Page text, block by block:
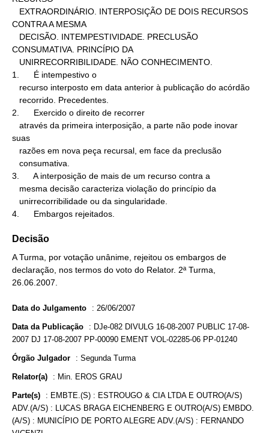
CONTRA A MESMA
CONSUMATIVA. PRINCÍPIO DA
1.      É intempestivo o
2.      Exercido o direito de recorrer
suas
3.      A interposição de mais de um recurso contra a
4.      Embargos rejeitados.
Decisão
A Turma, por votação unânime, rejeitou os embargos de
declaração, nos termos do voto do Relator. 2ª Turma,
26.06.2007.
Data do Julgamento : 26/06/2007
Data da Publicação : DJe-082 DIVULG 16-08-2007 PUBLIC 17-08-
2007 DJ 17-08-2007 PP-00090 EMENT VOL-02285-06 PP-01240
Órgão Julgador : Segunda Turma
Relator(a) : Min. EROS GRAU
Parte(s) : EMBTE.(S) : ESTROUGO & CIA LTDA E OUTRO(A/S)
ADV.(A/S) : LUCAS BRAGA EICHENBERG E OUTRO(A/S) EMBDO.
(A/S) : MUNICÍPIO DE PORTO ALEGRE ADV.(A/S) : FERNANDO